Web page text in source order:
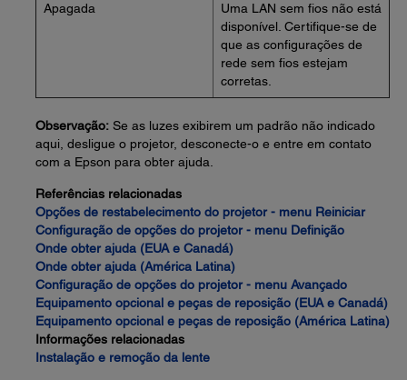
Apagada
Uma LAN sem fios não está
disponível. Certifique-se de
que as configurações de
rede sem fios estejam
corretas.
Observação: Se as luzes exibirem um padrão não indicado
aqui, desligue o projetor, desconecte-o e entre em contato
com a Epson para obter ajuda.
Referências relacionadas
Opções de restabelecimento do projetor - menu Reiniciar
Configuração de opções do projetor - menu Definição
Onde obter ajuda (EUA e Canadá)
Onde obter ajuda (América Latina)
Configuração de opções do projetor - menu Avançado
Equipamento opcional e peças de reposição (EUA e Canadá)
Equipamento opcional e peças de reposição (América Latina)
Informações relacionadas
Instalação e remoção da lente